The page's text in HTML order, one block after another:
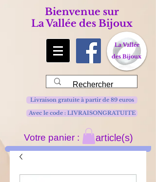
Bienvenue sur
La Vallée des Bijoux
La Vallée
des Bijoux
Avec le code : LIVRAISONGRATUITE
Livraison gratuite à partir de 89 euros
Votre panier : article(s)